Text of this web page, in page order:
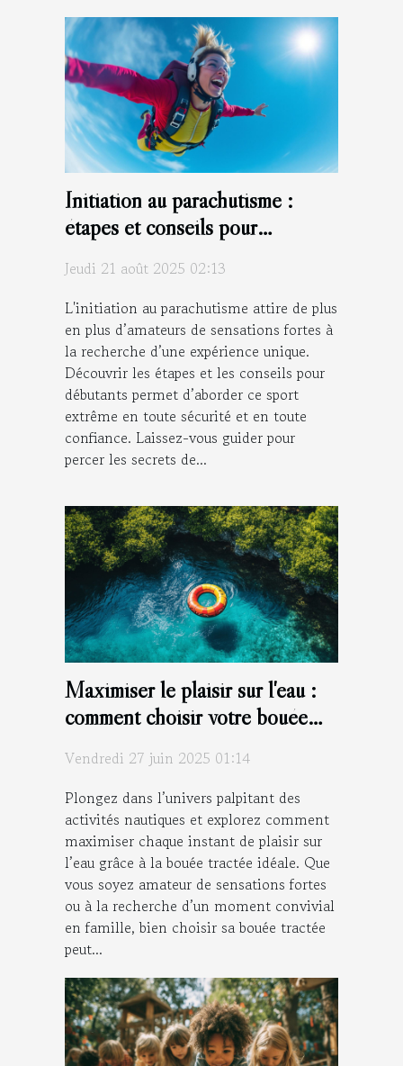
Initiation au parachutisme :
étapes et conseils pour
Jeudi 21 août 2025 02:13
L'initiation au parachutisme attire de plus
en plus d’amateurs de sensations fortes à
la recherche d’une expérience unique.
Découvrir les étapes et les conseils pour
débutants permet d’aborder ce sport
extrême en toute sécurité et en toute
confiance. Laissez-vous guider pour
percer les secrets de...
Maximiser le plaisir sur l'eau :
comment choisir votre bouée
Vendredi 27 juin 2025 01:14
Plongez dans l’univers palpitant des
activités nautiques et explorez comment
maximiser chaque instant de plaisir sur
l’eau grâce à la bouée tractée idéale. Que
vous soyez amateur de sensations fortes
ou à la recherche d’un moment convivial
en famille, bien choisir sa bouée tractée
peut...